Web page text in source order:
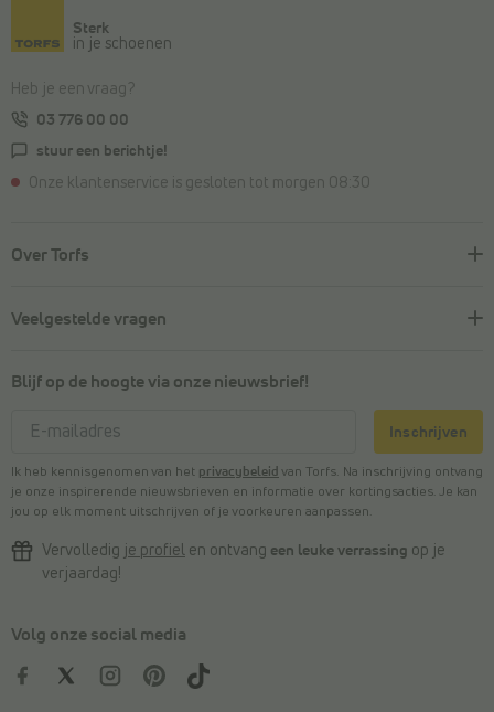
Sterk
in je schoenen
Heb je een vraag?
03 776 00 00
stuur een berichtje!
Onze klantenservice is gesloten tot morgen 08:30
Over Torfs
Veelgestelde vragen
Blijf op de hoogte via onze nieuwsbrief!
Inschrijven
Ik heb kennisgenomen van het privacybeleid van Torfs. Na inschrijving ontvang
je onze inspirerende nieuwsbrieven en informatie over kortingsacties. Je kan
jou op elk moment uitschrijven of je voorkeuren aanpassen.
Vervolledig je profiel en ontvang een leuke verrassing op je
verjaardag!
Volg onze social media